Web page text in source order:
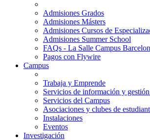
Admisiones Grados
Admisiones Másters
Admisiones Cursos de
Admisiones Summer School
FAQs - La Salle Campus
Pagos con Flywire
Campus
Trabaja y Emprende
Servicios de información y
Servicios del Campus
Asociaciones y clubes de
Instalaciones
Eventos
Investigación